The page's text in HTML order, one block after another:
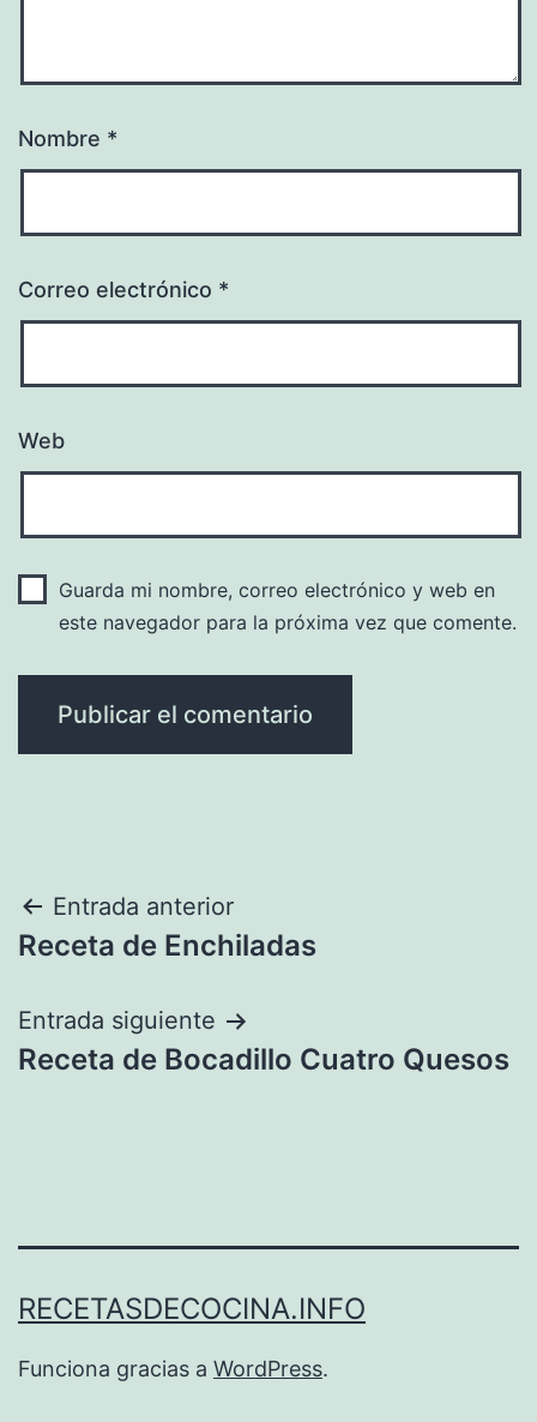
Nombre *
Correo electrónico *
Web
Guarda mi nombre, correo electrónico y web en
este navegador para la próxima vez que comente.
Navegación
de
entradas
Entrada anterior
Receta de Enchiladas
Entrada siguiente
Receta de Bocadillo Cuatro Quesos
RECETASDECOCINA.INFO
Funciona gracias a WordPress.